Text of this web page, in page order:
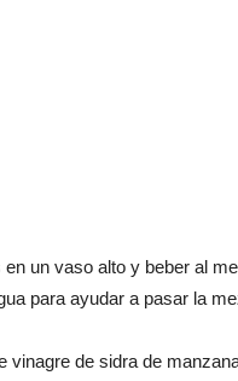
un vaso alto y beber al
para ayudar a pasar la
vinagre de sidra de